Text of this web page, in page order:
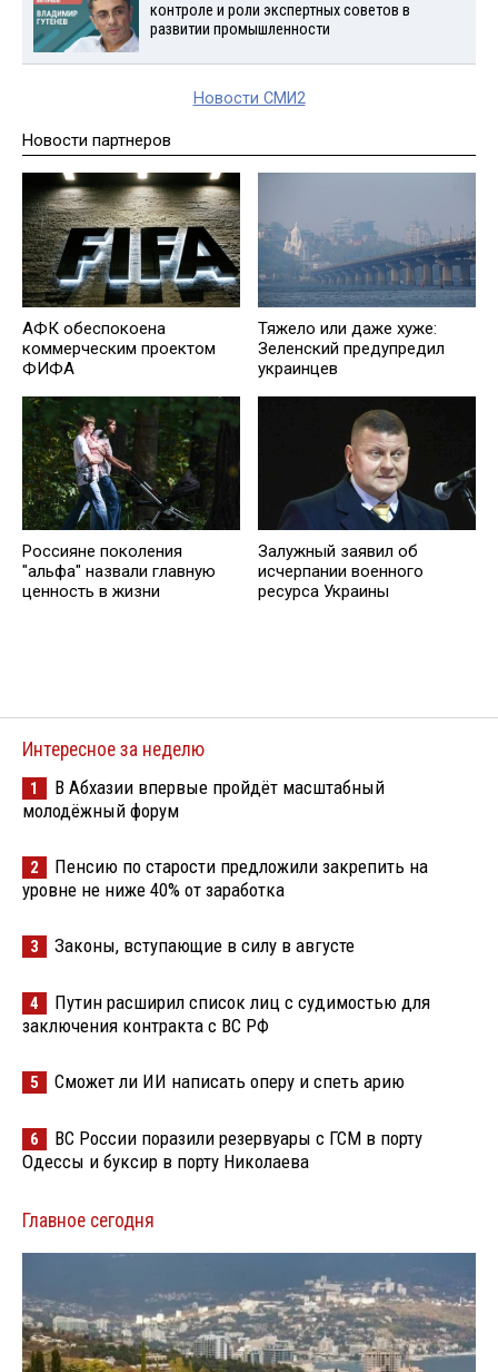
контроле и роли экспертных советов в
развитии промышленности
Новости СМИ2
Новости партнеров
АФК обеспокоена
коммерческим проектом
ФИФА
Тяжело или даже хуже:
Зеленский предупредил
украинцев
Россияне поколения
"альфа" назвали главную
ценность в жизни
Залужный заявил об
исчерпании военного
ресурса Украины
Интересное за неделю
1
В Абхазии впервые пройдёт масштабный
молодёжный форум
2
Пенсию по старости предложили закрепить на
уровне не ниже 40% от заработка
3 Законы, вступающие в силу в августе
4
Путин расширил список лиц с судимостью для
заключения контракта с ВС РФ
5 Сможет ли ИИ написать оперу и спеть арию
6
ВС России поразили резервуары с ГСМ в порту
Одессы и буксир в порту Николаева
Главное сегодня